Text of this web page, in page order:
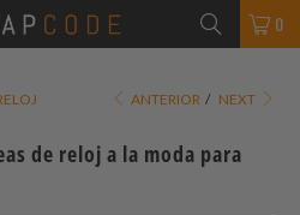
0
ANTERIOR / NEXT
de reloj a la moda para